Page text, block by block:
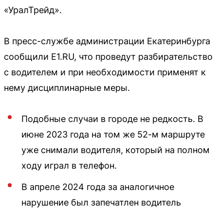
«УралТрейд».
В пресс-службе администрации Екатеринбурга
сообщили E1.RU, что проведут разбирательство
с водителем и при необходимости применят к
нему дисциплинарные меры.
Подобные случаи в городе не редкость. В
июне 2023 года на том же 52-м маршруте
уже снимали водителя, который на полном
ходу играл в телефон.
В апреле 2024 года за аналогичное
нарушение был запечатлен водитель